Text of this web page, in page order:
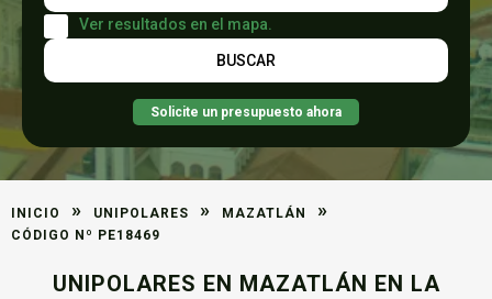
Ver resultados en el mapa.
Solicite un presupuesto ahora
INICIO » UNIPOLARES » MAZATLÁN »
CÓDIGO Nº PE18469
UNIPOLARES EN MAZATLÁN EN LA